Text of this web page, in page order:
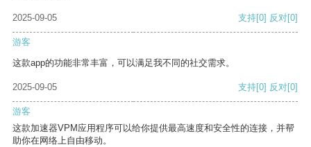
2025-09-05 支持[0] 反对[0]
游客
这款app的功能非常丰富，可以满足我不同的社交需求。
2025-09-05 支持[0] 反对[0]
游客
这款加速器VPM应用程序可以给你提供最高速度和安全性的连接，并帮
助你在网络上自由移动。